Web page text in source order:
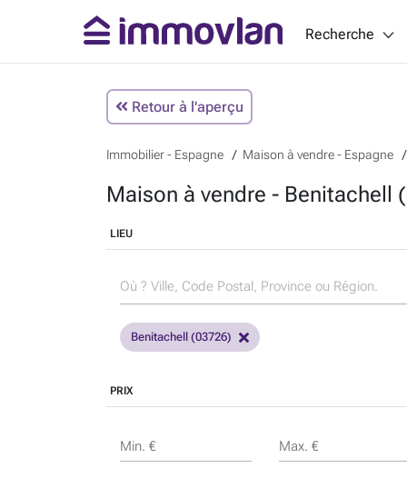
Recherche
Retour à l'aperçu
Immobilier - Espagne Maison à vendre - Espagne
Maison à vendre - Benitachell
LIEU
Benitachell (03726)
PRIX
Min. € Max. €